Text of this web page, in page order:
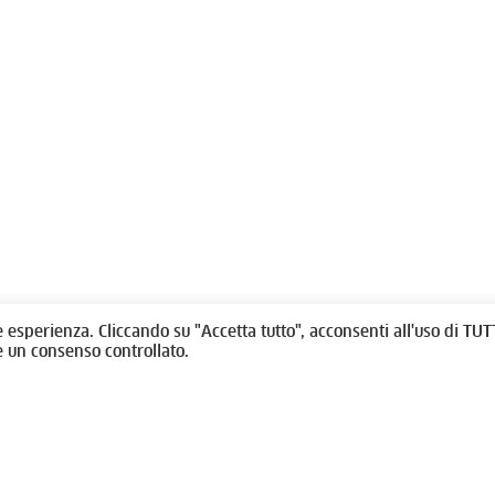
Cliccando su "Accetta tutto", acconsenti all'uso di
consenso controllato.